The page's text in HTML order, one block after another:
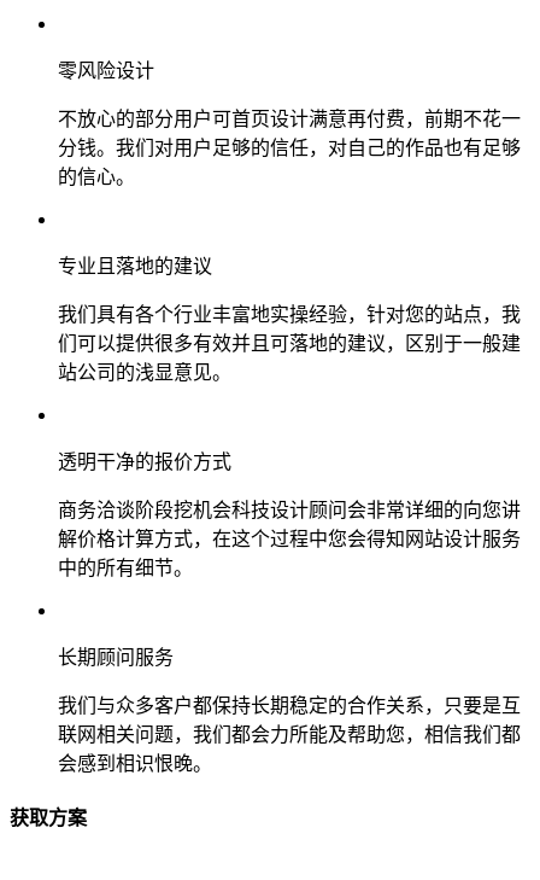
零风险设计
不放心的部分用户可首页设计满意再付费，前期不花一
分钱。我们对用户足够的信任，对自己的作品也有足够
的信心。
专业且落地的建议
我们具有各个行业丰富地实操经验，针对您的站点，我
们可以提供很多有效并且可落地的建议，区别于一般建
站公司的浅显意见。
透明干净的报价方式
商务洽谈阶段挖机会科技设计顾问会非常详细的向您讲
解价格计算方式，在这个过程中您会得知网站设计服务
中的所有细节。
长期顾问服务
我们与众多客户都保持长期稳定的合作关系，只要是互
联网相关问题，我们都会力所能及帮助您，相信我们都
会感到相识恨晚。
获取方案